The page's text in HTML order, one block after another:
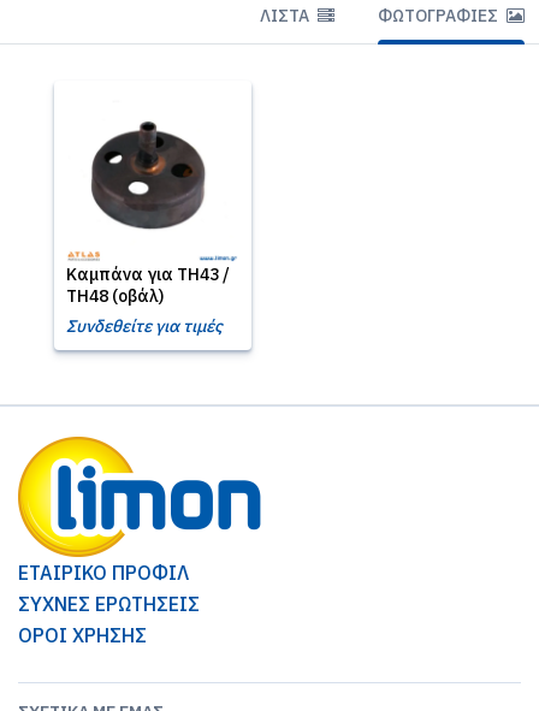
ΛΊΣΤΑ ΦΩΤΟΓΡΑΦΊΕΣ
Καμπάνα για TH43 /
TH48 (οβάλ)
Συνδεθείτε για τιμές
ΕΤΑΙΡΙΚΟ ΠΡΟΦΙΛ
ΣΥΧΝΕΣ ΕΡΩΤΗΣΕΙΣ
ΟΡΟΙ ΧΡΗΣΗΣ